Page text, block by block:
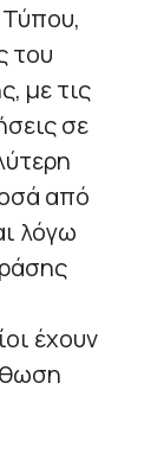
του
με τις
σε
από
λόγω
έχουν